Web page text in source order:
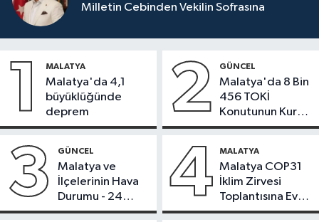
Milletin Cebinden Vekilin Sofrasına
1 MALATYA
Malatya'da 4,1
büyüklüğünde
deprem
2 GÜNCEL
Malatya'da 8 Bin
456 TOKİ
Konutunun Kurası
Bugün Çekiliyor
3 GÜNCEL
Malatya ve
İlçelerinin Hava
Durumu - 24
Temmuz 2026
4 MALATYA
Malatya COP31
İklim Zirvesi
Toplantısına Ev
Sahipliği Yaptı